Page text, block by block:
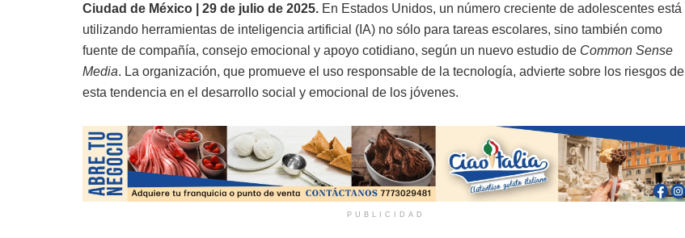
Ciudad de México | 29 de julio de 2025. En Estados Unidos, un número creciente de adolescentes está
utilizando herramientas de inteligencia artificial (IA) no sólo para tareas escolares, sino también como
fuente de compañía, consejo emocional y apoyo cotidiano, según un nuevo estudio de Common Sense
Media. La organización, que promueve el uso responsable de la tecnología, advierte sobre los riesgos de
esta tendencia en el desarrollo social y emocional de los jóvenes.
PUBLICIDAD